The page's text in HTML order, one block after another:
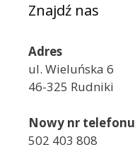
Znajdź nas
Adres
ul. Wieluńska 6
46-325 Rudniki
Nowy nr telefonu
502 403 808